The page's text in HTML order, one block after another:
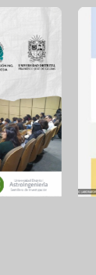
Trabajos